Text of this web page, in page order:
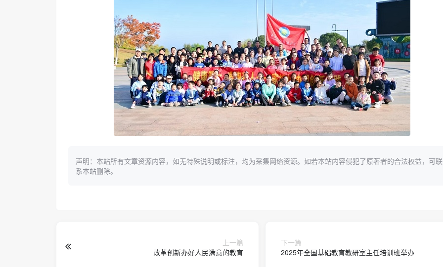
声明：本站所有文章资源内容，如无特殊说明或标注，均为采集网络资源。如若本站内容侵犯了原著者的合法权益，可联
系本站删除。
上一篇
改革创新办好人民满意的教育
下一篇
2025年全国基础教育教研室主任培训班举办